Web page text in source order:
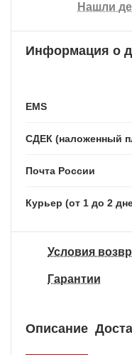
Нашли
Информация о
EMS
СДЕК (наложенный
Почта России
Курьер (от 1 до 2
Условия
Гарантии
Описание